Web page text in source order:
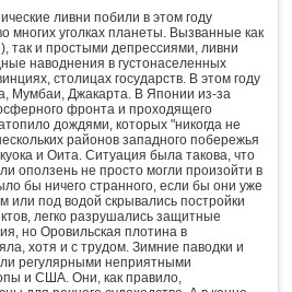
ливни побили в этом году
многих уголках планеты. Вызванные как
так и простыми депрессиями, ливни
наводнения в густонаселенных
столицах государств. В этом году
Мумбаи, Джакарта. В Японии из-за
фронта и проходящего
дождями, которых "никогда не
районов западного побережья
и Оита. Ситуация была такова, что
оползень не просто могли произойти в
бы ничего странного, если бы они уже
или под водой скрывались постройки
легко разрушались защитные
но Оровильская плотина в
хотя и с трудом. Зимние паводки и
регулярными неприятными
и США. Они, как правило,